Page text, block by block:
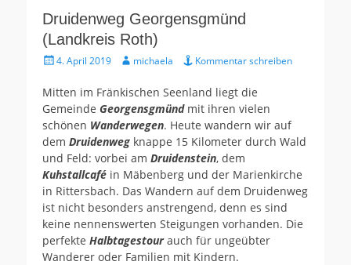
Druidenweg Georgensgmünd
(Landkreis Roth)
Gepostet
4. April 2019 Autormichaela Kommentar schreiben
Mitten im Fränkischen Seenland liegt die
Gemeinde Georgensgmündmit ihren vielen
schönen Wanderwegen. Heute wandern wir auf
dem Druidenweg knappe 15 Kilometer durch Wald
und Feld: vorbei am Druidenstein, dem
Kuhstallcafé in Mäbenberg und der Marienkirche
in Rittersbach. Das Wandern auf dem Druidenweg
ist nicht besonders anstrengend, denn es sind
keine nennenswerten Steigungen vorhanden. Die
perfekte Halbtagestourauch für ungeübter
Wanderer oder Familien mit Kindern.